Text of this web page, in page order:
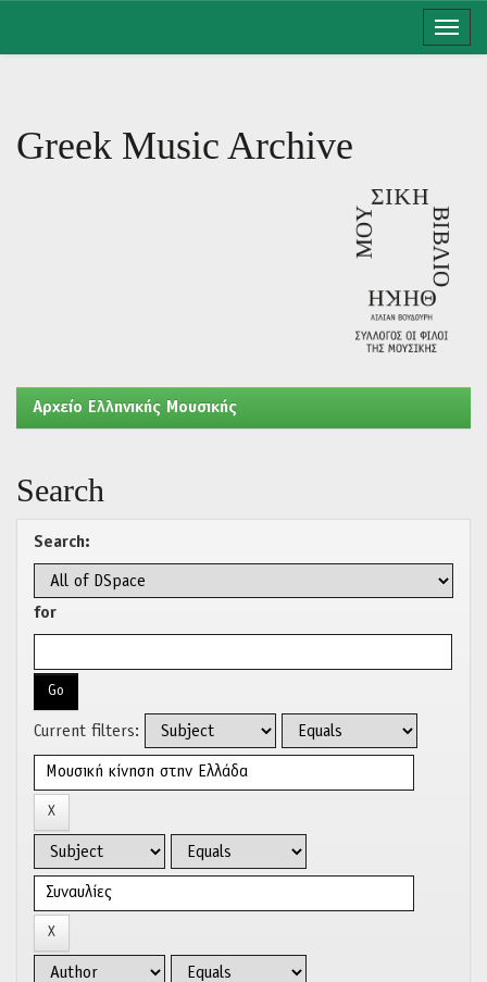
Greek Music Archive
Aρχείο Ελληνικής Μουσικής
Search
Search:
for
Current filters: